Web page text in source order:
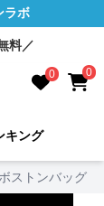
ラボ
料／
0 0
キング
ストンバッグ